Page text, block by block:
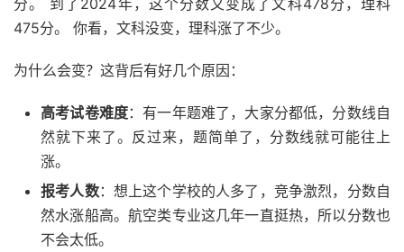
分。 到了2024年，这个分数又变成了文科478分，理科
475分。 你看，文科没变，理科涨了不少。
为什么会变？这背后有好几个原因：
高考试卷难度：有一年题难了，大家分都低，分数线自
然就下来了。反过来，题简单了，分数线就可能往上
涨。
报考人数：想上这个学校的人多了，竞争激烈，分数自
然水涨船高。航空类专业这几年一直挺热，所以分数也
不会太低。